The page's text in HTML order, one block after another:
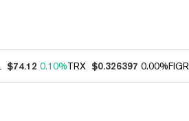
$74.12 0.10%TRX $0.326397 0.00%